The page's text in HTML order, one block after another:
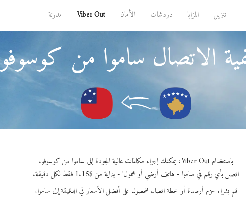
تنزيل المزايا دردشات الأمان Viber Out مدونة
الاتصال ساموا من كوسوفو
باستخدام Viber Out، يمكنك إجراء مكالمات عالية الجودة إلى ساموا من كوسوفو.
اتصل بأي رقم في ساموا - هاتف أرضي أو محمول! - بداية من $1.15 فقط لكل دقيقة.
قم بشراء حزم أرصدة أو خطة اتصال للحصول على أفضل الأسعار في الدقيقة إلى ساموا.